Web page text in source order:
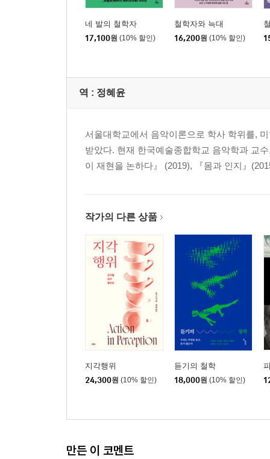
4. 연합된 마음에 대한 반론들 151
1. 연합된 마음: 도전들 ㆍ 151
5. 인지의 부풀림 ㆍ 164
7. 체화된 마음에 대한 반론들 ㆍ 168
8. 체화된 마음과 확장된 마음의 화해 ㆍ 172
[상자 4. 1] 기능주의 ㆍ 172
1. 기준: 무엇에 유용한가? ㆍ 187
2. 기준에 대한 기준들 ㆍ 189
3. 기준 ㆍ 193
4. 기준에 대한 옹호: 인지-과학적 실천 ㆍ 208
5. 지각 확장하기 ㆍ 211
6. 인지 확장하기 ㆍ 215
7. 반론들에 대한 재검토 ㆍ 219
6. 소유권의 문제 233
3. 통합: 인격적 수준과 전인격적 수준 ㆍ 248
네 발의 철학자
17,100원 (10% 할인)
철학자와 늑대
16,200원 (10% 할인)
역 : 정혜윤
서울대학교에서 음악이론으로 학사 학위를,
받았다. 현재 한국예술종합학교 음악학과 교
이 재현을 논하다』 (2019), 『몸과 인지』
작가의 다른 상품
지각행위
24,300원 (10% 할인)
듣기의 철학
18,000원 (10% 할인)
만든 이 코멘트